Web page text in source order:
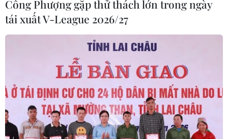
Vietcombank tài trợ 4.000 tỷ đồng thúc
đẩy phát triển bền vững và chuyển đổi
28/05/2025 08:04
Vietcombank ký hợp đồng tín dụng 4.000 tỷ đồng cho
dự án khu công nghiệp Tân Phước 1, nhằm thúc đẩy
phát triển bền vững và chuyển đổi xanh tại Việt Nam.
Công Phượng gặp thử thách lớn trong ngày
tái xuất V-League 2026/27